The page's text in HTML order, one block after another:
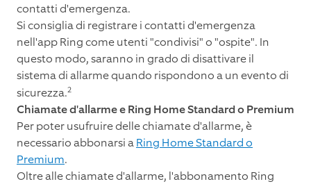
contatti d'emergenza.
Si consiglia di registrare i contatti d'emergenza
nell'app Ring come utenti "condivisi" o "ospite". In
questo modo, saranno in grado di disattivare il
sistema di allarme quando rispondono a un evento di
sicurezza.2
Chiamate d'allarme e Ring Home Standard o Premium
Per poter usufruire delle chiamate d'allarme, è
necessario abbonarsi aRing Home Standard o
Premium.
Oltre alle chiamate d'allarme, l'abbonamento Ring